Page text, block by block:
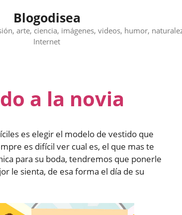
Blogodisea
arte, ciencia, imágenes, videos, humor,
Internet
a la novia
es elegir el modelo de vestido que
es difícil ver cual es, el que mas te
para su boda, tendremos que ponerle
le sienta, de esa forma el día de su